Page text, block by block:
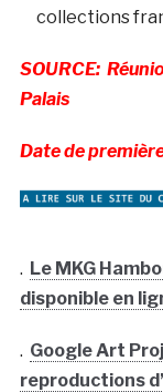
collections
SOURCE:
Palais
Date de
. Le MKG
disponible en
. Google Art
reproductions